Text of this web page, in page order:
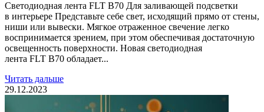
Светодиодная лента FLT B70 Для заливающей подсветки
в интерьере Представьте себе свет, исходящий прямо от стены,
ниши или вывески. Мягкое отраженное свечение легко
воспринимается зрением, при этом обеспечивая достаточную
освещенность поверхности. Новая светодиодная
лента FLT B70 обладает...
Читать дальше
29.12.2023